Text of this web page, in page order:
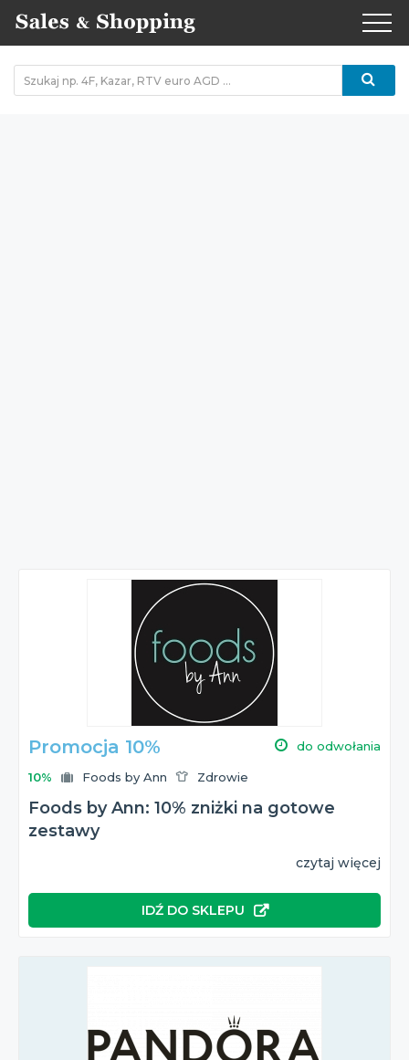
Promocja 10% do odwołania
10% Foods by Ann Zdrowie
Foods by Ann: 10% zniżki na gotowe
zestawy
czytaj więcej
IDŹ DO SKLEPU